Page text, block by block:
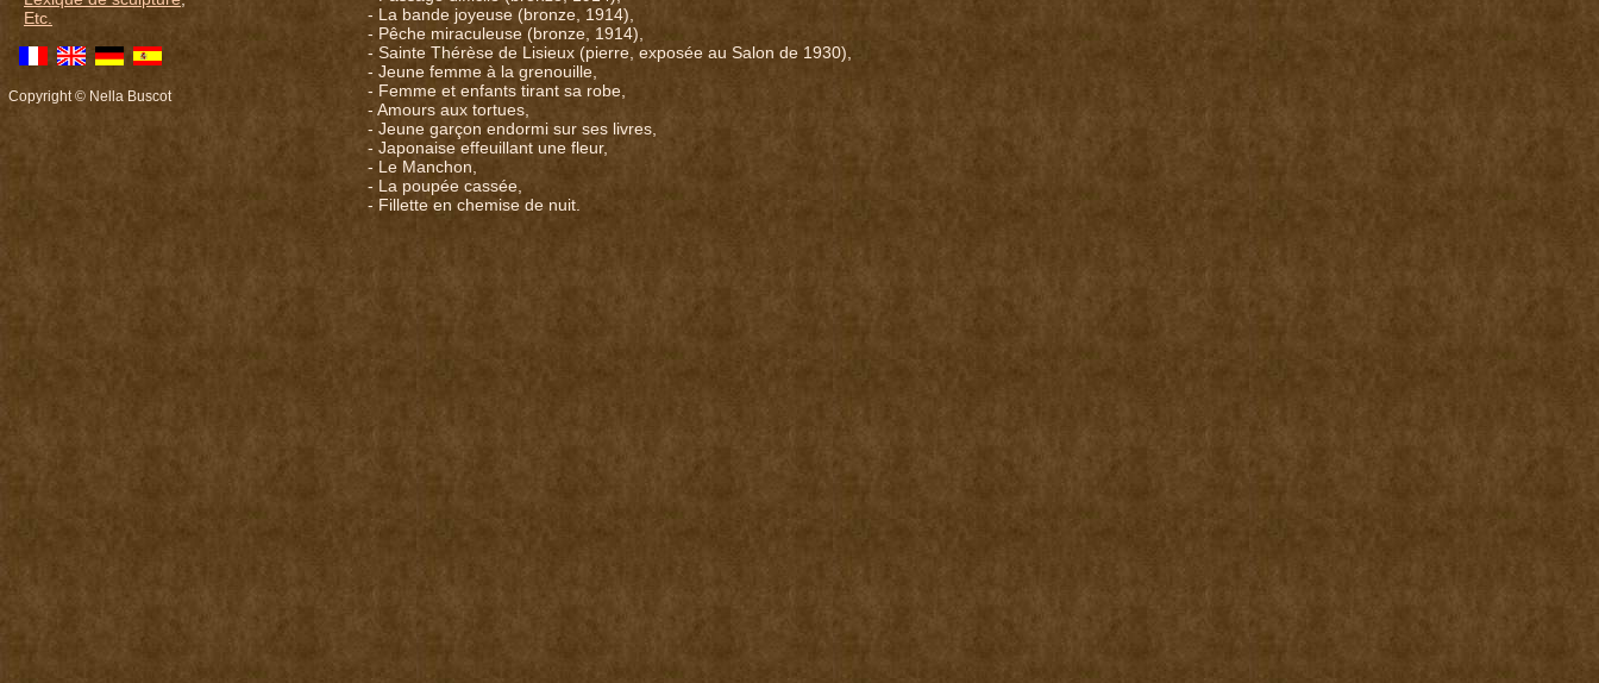
Etc.
Copyright © Nella Buscot
- La bande joyeuse (bronze, 1914),
- Pêche miraculeuse (bronze, 1914),
- Sainte Thérèse de Lisieux (pierre, exposée au Salon de 1930),
- Jeune femme à la grenouille,
- Femme et enfants tirant sa robe,
- Amours aux tortues,
- Jeune garçon endormi sur ses livres,
- Japonaise effeuillant une fleur,
- Le Manchon,
- La poupée cassée,
- Fillette en chemise de nuit.